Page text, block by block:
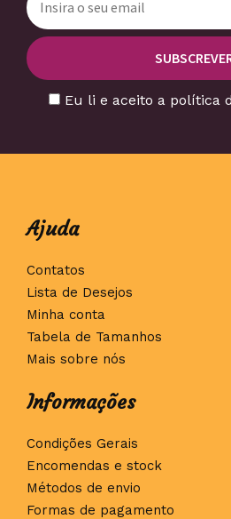
Eu li e aceito a política
Ajuda
Contatos
Lista de Desejos
Minha conta
Tabela de Tamanhos
Mais sobre nós
Informações
Condições Gerais
Encomendas e stock
Métodos de envio
Formas de pagamento